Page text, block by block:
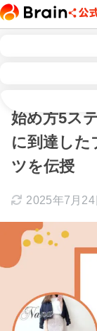
SEO
【未経験
始め方5ス
に到達した
ツを伝授
2025年7月24